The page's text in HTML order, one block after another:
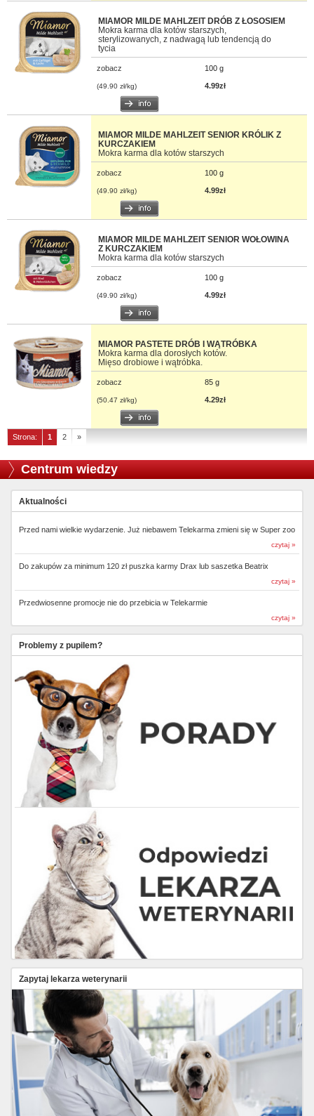
MIAMOR MILDE MAHLZEIT DRÓB Z ŁOSOSIEM
Mokra karma dla kotów starszych,
sterylizowanych, z nadwagą lub tendencją do
tycia
zobacz 100 g
(49.90 zł/kg) 4.99zł
MIAMOR MILDE MAHLZEIT SENIOR KRÓLIK Z
KURCZAKIEM
Mokra karma dla kotów starszych
zobacz 100 g
(49.90 zł/kg) 4.99zł
MIAMOR MILDE MAHLZEIT SENIOR WOŁOWINA
Z KURCZAKIEM
Mokra karma dla kotów starszych
zobacz 100 g
(49.90 zł/kg) 4.99zł
MIAMOR PASTETE DRÓB I WĄTRÓBKA
Mokra karma dla dorosłych kotów.
Mięso drobiowe i wątróbka.
zobacz 85 g
(50.47 zł/kg) 4.29zł
Strona: 1 2 »
Centrum wiedzy
Aktualności
Przed nami wielkie wydarzenie. Już niebawem Telekarma zmieni się w Super zoo
czytaj »
Do zakupów za minimum 120 zł puszka karmy Drax lub saszetka Beatrix
czytaj »
Przedwiosenne promocje nie do przebicia w Telekarmie
czytaj »
Problemy z pupilem?
Zapytaj lekarza weterynarii